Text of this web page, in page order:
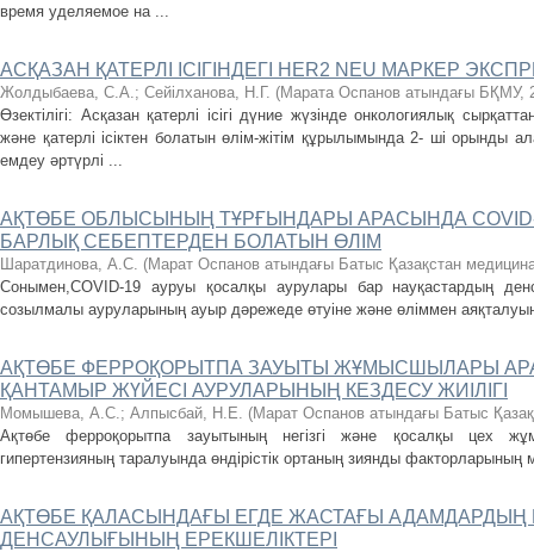
время уделяемое на ...
АСҚАЗАН ҚАТЕРЛІ ІСІГІНДЕГІ HЕR2 NEU МАРКЕР
Жолдыбаева, С.А.; Сейілханова, Н.Г. (Марата Оспанов атындағы БҚМУ,
Өзектілігі: Асқазан қатерлі ісігі дүние жүзінде онкологиялық
және қатерлі ісіктен болатын өлім-жітім құрылымында 2- ші орынды
емдеу әртүрлі ...
АҚТӨБЕ ОБЛЫСЫНЫҢ ТҰРҒЫНДАРЫ АРАСЫНДА
БАРЛЫҚ СЕБЕПТЕРДЕН БОЛАТЫН ӨЛІМ
Шаратдинова, А.С. (Марат Оспанов атындағы Батыс Қазақстан медицина
Сонымен,COVID-19 ауруы қосалқы аурулары бар науқастардың
созылмалы ауруларының ауыр дәрежеде өтуіне және өліммен
АҚТӨБЕ ФЕРРОҚОРЫТПА ЗАУЫТЫ ЖҰМЫСШЫЛАРЫ
ҚАНТАМЫР ЖҮЙЕСІ АУРУЛАРЫНЫҢ КЕЗДЕСУ ЖИІЛІГІ
Момышева, А.С.; Алпысбай, Н.Е. (Марат Оспанов атындағы Батыс
Ақтөбе ферроқорытпа зауытының негізгі және қосалқы цех
гипертензияның таралуында өндірістік ортаның зиянды
АҚТӨБЕ ҚАЛАСЫНДАҒЫ ЕГДЕ ЖАСТАҒЫ
ДЕНСАУЛЫҒЫНЫҢ ЕРЕКШЕЛІКТЕРІ